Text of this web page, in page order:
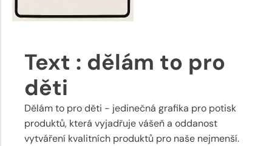
Text : dělám to pro
děti
Dělám to pro děti - jedinečná grafika pro potisk
produktů, která vyjadřuje vášeň a oddanost
vytváření kvalitních produktů pro naše nejmenší.